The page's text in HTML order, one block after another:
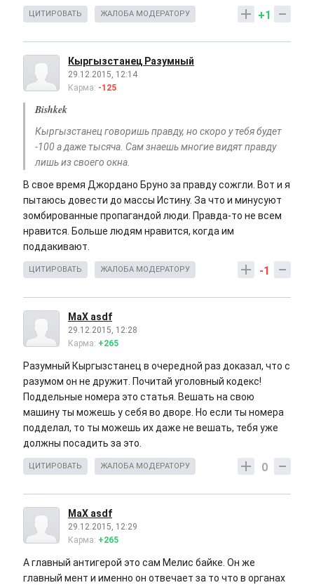
+1
ЦИТИРОВАТЬ ЖАЛОБА МОДЕРАТОРУ
Кыргызстанец Разумный
29.12.2015, 12:14
Карма: -125
Bishkek
Кыргызстанец говоришь правду, но скоро у тебя будет
-100 а даже тысяча. Сам знаешь многие видят правду
лишь из своего окна.
В свое время Джордано Бруно за правду сожгли. Вот и я
пытаюсь довести до массы Истину. За что и минусуют
зомбированные пропагандой люди. Правда-то не всем
нравится. Больше людям нравится, когда им
поддакивают.
-1
ЦИТИРОВАТЬ ЖАЛОБА МОДЕРАТОРУ
MaX asdf
29.12.2015, 12:28
Карма: +265
Разумный Кыргызстанец в очередной раз доказал, что с
разумом он не дружит. Почитай уголовный кодекс!
Поддельные номера это статья. Вешать на свою
машину ты можешь у себя во дворе. Но если ты номера
подделал, то ты можешь их даже не вешать, тебя уже
должны посадить за это.
0
ЦИТИРОВАТЬ ЖАЛОБА МОДЕРАТОРУ
MaX asdf
29.12.2015, 12:29
Карма: +265
А главный антигерой это сам Мелис байке. Он же
главный мент и именно он отвечает за то что в органах